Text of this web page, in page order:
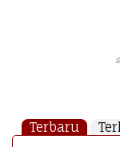
Terbaru